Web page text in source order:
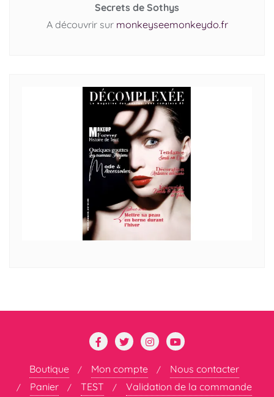
Secrets de Sothys
A découvrir sur monkeyseemonkeydo.fr
Boutique Mon compte
Nous contacter
Panier
TEST Validation de la commande